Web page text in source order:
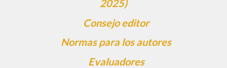
2025)
Consejo editor
Normas para los autores
Evaluadores